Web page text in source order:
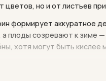
цветов, но и от листьев
формирует аккуратное
а плоды созревают к зиме
хотя могут быть кислее
яркого света,